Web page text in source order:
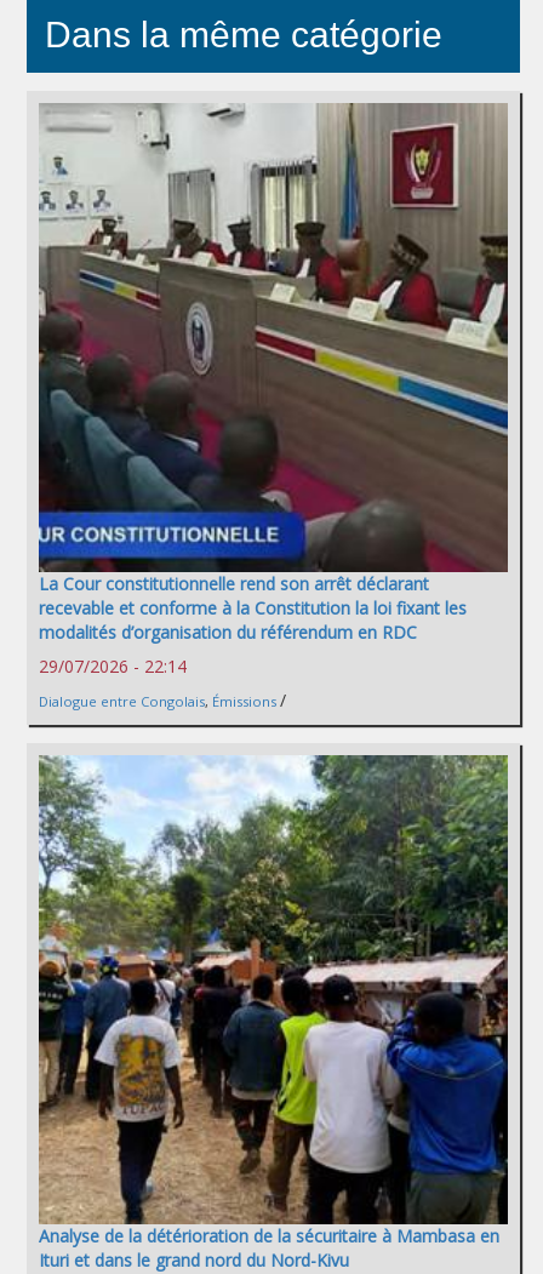
Dans la même catégorie
La Cour constitutionnelle rend son arrêt déclarant
recevable et conforme à la Constitution la loi fixant les
modalités d’organisation du référendum en RDC
29/07/2026 - 22:14
Dialogue entre Congolais, Émissions /
Analyse de la détérioration de la sécuritaire à Mambasa en
Ituri et dans le grand nord du Nord-Kivu